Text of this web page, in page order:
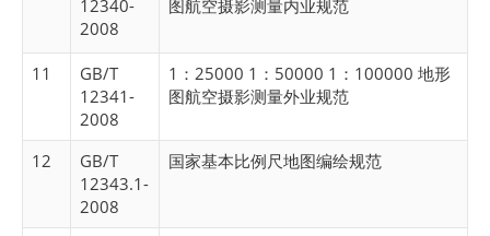
12340-
2008
图航空摄影测量内业规范
11
GB/T
12341-
2008
1：25000 1：50000 1：100000 地形
图航空摄影测量外业规范
12
GB/T
12343.1-
2008
国家基本比例尺地图编绘规范